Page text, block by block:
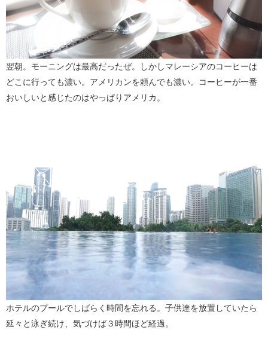
翌朝。モーニングは最高だったぜ。しかしマレーシアのコーヒーは
どこに行っても濃い。アメリカンを頼んでも濃い。コーヒーが一番
おいしいと感じたのはやっぱりアメリカ。
ホテルのプールでしばらく時間を忘れる。子供達を放置していたら
延々と泳ぎ続け、気づけば３時間ほど経過。